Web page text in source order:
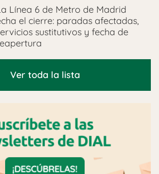
Línea 6 de Metro de Madrid
el cierre: paradas afectadas,
sustitutivos y fecha de
Ver toda la lista